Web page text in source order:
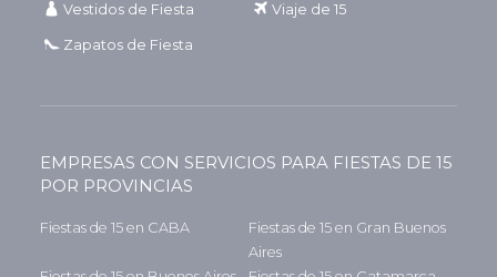
Vestidos de Fiesta Viaje de 15
Zapatos de Fiesta
EMPRESAS CON SERVICIOS PARA FIESTAS DE 15
POR PROVINCIAS
Fiestas de 15 en CABA
Fiestas de 15 en Gran Buenos
Aires